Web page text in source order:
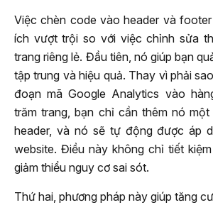
Việc chèn code vào header và footer
ích vượt trội so với việc chỉnh sửa
trang riêng lẻ. Đầu tiên, nó giúp bạn
tập trung và hiệu quả. Thay vì phải
đoạn mã Google Analytics vào
trăm trang, bạn chỉ cần thêm nó
header, và nó sẽ tự động được áp
website. Điều này không chỉ tiết
giảm thiểu nguy cơ sai sót.
Thứ hai, phương pháp này giúp tăng